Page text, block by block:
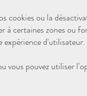
cookies ou la
à certaines zones ou
d'utilisateur.
vous pouvez utiliser